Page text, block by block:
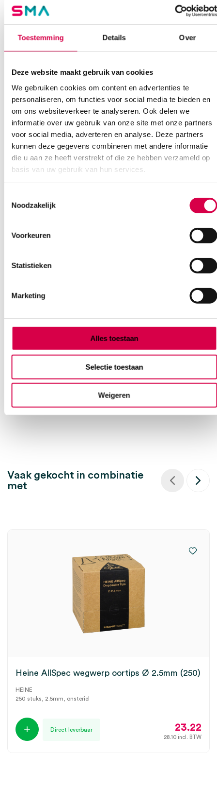
Toestemming Details Over
Deze website maakt gebruik van cookies
We gebruiken cookies om content en advertenties te
personaliseren, om functies voor social media te bieden en
om ons websiteverkeer te analyseren. Ook delen we
informatie over uw gebruik van onze site met onze partners
voor social media, adverteren en analyse. Deze partners
kunnen deze gegevens combineren met andere informatie
die u aan ze heeft verstrekt of die ze hebben verzameld op
basis van uw gebruik van hun services.
Noodzakelijk
Voorkeuren
Statistieken
Marketing
Alles toestaan
Selectie toestaan
Weigeren
Of contacteer ons via een van de onderstaande opties.
Onze klantenservice is bereikbaar van maandag t/m vrijdag van
08:30 tot 17:00
Ook interessant
COMED
14.46
Vaak gekocht in combinatie
met
Heine AllSpec wegwerp oortips Ø 2.5mm (250)
HEINE
250 stuks, 2.5mm, onsteriel
Direct leverbaar 23.22
28.10 incl. BTW